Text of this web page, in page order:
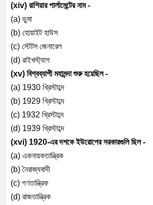
(xiv) রাশিয়ার পার্লামেন্টের নাম -
(a) ডুমা
(b) হোয়াইট হাউস
(c) স্টেটস জেনারেল
(d) রাইখস্ট্যাগ
(xv) বিশ্বব্যাপী মহামন্দা শুরু হয়েছিল -
(a) 1930 খ্রিস্টাব্দে
(b) 1929 খ্রিস্টাব্দে
(c) 1932 খ্রিস্টাব্দে
(d) 1939 খ্রিস্টাব্দে
(xvi) 1920-এর দশকে ইউরোপের সরকারগুলি ছিল -
(a) একনায়কতান্ত্রিক
(b)নৈরাজ্যবাদী
(c) গণতান্ত্রিক
(d) রাজতান্ত্রিক